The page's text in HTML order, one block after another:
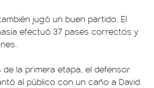
jugó un buen partido. El
efectuó 37 pases correctos y
de la primera etapa, el defensor
al público con un caño a David